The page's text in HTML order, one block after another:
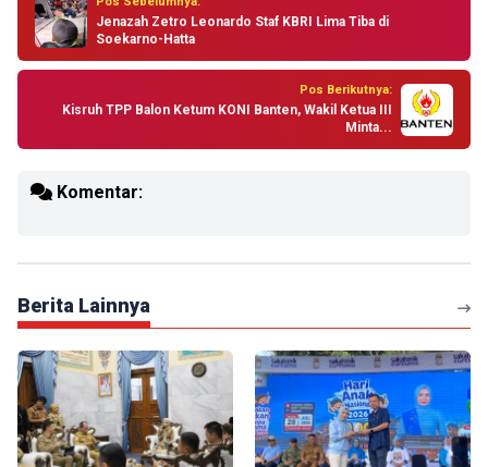
Jenazah Zetro Leonardo Staf KBRI Lima Tiba di
Soekarno-Hatta
Pos Berikutnya:
Kisruh TPP Balon Ketum KONI Banten, Wakil Ketua III
Minta...
Komentar:
Berita Lainnya